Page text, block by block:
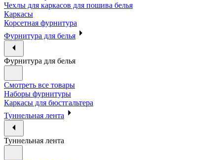
Чехлы для каркасов для пошива белья
Каркасы
Корсетная фурнитура
Фурнитура для белья
Фурнитура для белья
Смотреть все товары
Наборы фурнитуры
Каркасы для бюстгальтера
Туннельная лента
Туннельная лента